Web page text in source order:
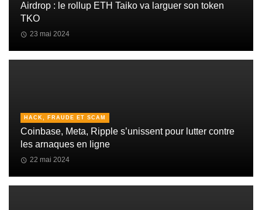
Airdrop : le rollup ETH Taiko va larguer son token
TKO
23 mai 2024
HACK, FRAUDE ET SCAM
Coinbase, Meta, Ripple s’unissent pour lutter contre
les arnaques en ligne
22 mai 2024